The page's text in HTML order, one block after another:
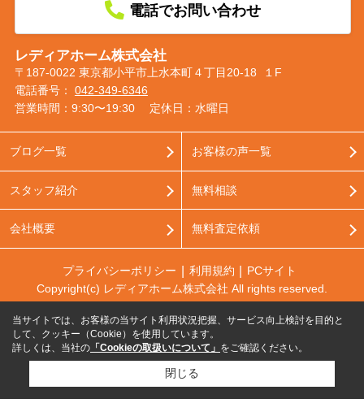
電話でお問い合わせ
レディアホーム株式会社
〒187-0022 東京都小平市上水本町４丁目20-18 １F
電話番号： 042-349-6346
営業時間：9:30〜19:30
定休日：水曜日
ブログ一覧
スタッフ紹介
会社概要
お客様の声一覧
無料相談
無料査定依頼
プライバシーポリシー 利用規約
PCサイト
Copyright(c) レディアホーム株式会社 All rights reserved.
当サイトでは、お客様の当サイト利用状況把握、サービス向上検討を目的と
して、クッキー（Cookie）を使用しています。
詳しくは、当社の 「Cookieの取扱いについて」 をご確認ください。
閉じる